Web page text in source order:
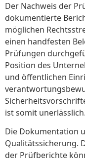
Der Nachweis der
dokumentierte
möglichen
einen handfesten
Prüfungen
Position des
und öffentlichen
ist somit unerlässlich.
Die Dokumentation
Qualitätssicherung.
der Prüfberichte